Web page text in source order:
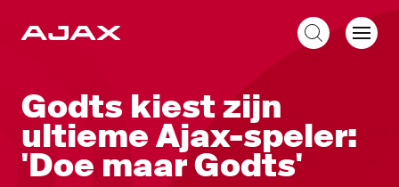
Godts kiest zijn
ultieme Ajax-speler:
'Doe maar Godts'